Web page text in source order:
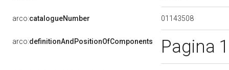
arco:catalogueNumber 01143508
arco:definitionAndPositionOfComponents Pagina